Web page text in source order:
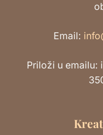
Email:
Priloži u emailu: